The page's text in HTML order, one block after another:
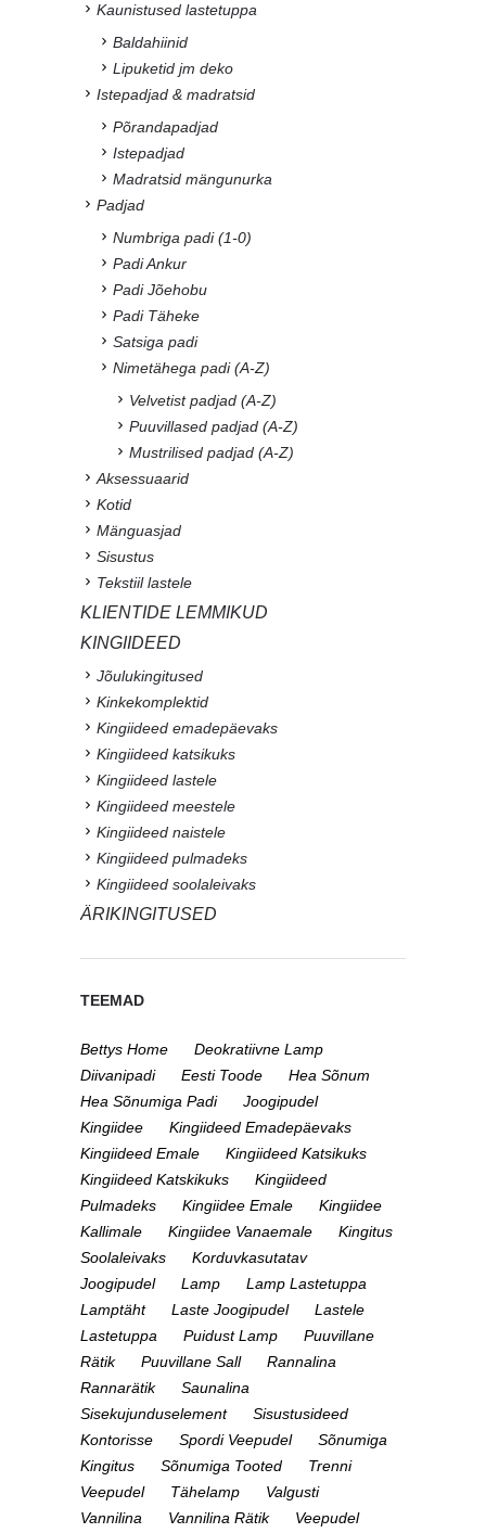
Kaunistused lastetuppa
Baldahiinid
Lipuketid jm deko
Istepadjad & madratsid
Põrandapadjad
Istepadjad
Madratsid mängunurka
Padjad
Numbriga padi (1-0)
Padi Ankur
Padi Jõehobu
Padi Täheke
Satsiga padi
Nimetähega padi (A-Z)
Velvetist padjad (A-Z)
Puuvillased padjad (A-Z)
Mustrilised padjad (A-Z)
Aksessuaarid
Kotid
Mänguasjad
Sisustus
Tekstiil lastele
KLIENTIDE LEMMIKUD
KINGIIDEED
Jõulukingitused
Kinkekomplektid
Kingiideed emadepäevaks
Kingiideed katsikuks
Kingiideed lastele
Kingiideed meestele
Kingiideed naistele
Kingiideed pulmadeks
Kingiideed soolaleivaks
ÄRIKINGITUSED
TEEMAD
Bettys Home
Deokratiivne Lamp
Diivanipadi
Eesti Toode
Hea Sõnum
Hea Sõnumiga Padi
Joogipudel
Kingiidee
Kingiideed Emadepäevaks
Kingiideed Emale
Kingiideed Katsikuks
Kingiideed Katskikuks
Kingiideed
Pulmadeks
Kingiidee Emale
Kingiidee
Kallimale
Kingiidee Vanaemale
Kingitus
Soolaleivaks
Korduvkasutatav
Joogipudel
Lamp
Lamp Lastetuppa
Lamptäht
Laste Joogipudel
Lastele
Lastetuppa
Puidust Lamp
Puuvillane
Rätik
Puuvillane Sall
Rannalina
Rannarätik
Saunalina
Sisekujunduselement
Sisustusideed
Kontorisse
Spordi Veepudel
Sõnumiga
Kingitus
Sõnumiga Tooted
Trenni
Veepudel
Tähelamp
Valgusti
Vannilina
Vannilina Rätik
Veepudel